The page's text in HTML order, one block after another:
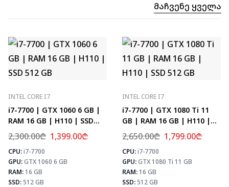
Მაჩვენე Ყველა
INTEL CORE I7
i7-7700 | GTX 1060 6 GB |
RAM 16 GB | H110 | SSD
512 GB
2,300.00₾ 1,399.00₾
CPU:i7-7700
GPU:GTX 1060 6 GB
RAM:16 GB
SSD:512 GB
⚡ MAX FPS
CS2
133
PUBG
78
Fortnite
92
INTEL CORE I7
i7-7700 | GTX 1080 Ti 11
GB | RAM 16 GB | H110 |
SSD 512 GB
2,650.00₾ 1,799.00₾
CPU:i7-7700
GPU:GTX 1080 Ti 11 GB
RAM:16 GB
SSD:512 GB